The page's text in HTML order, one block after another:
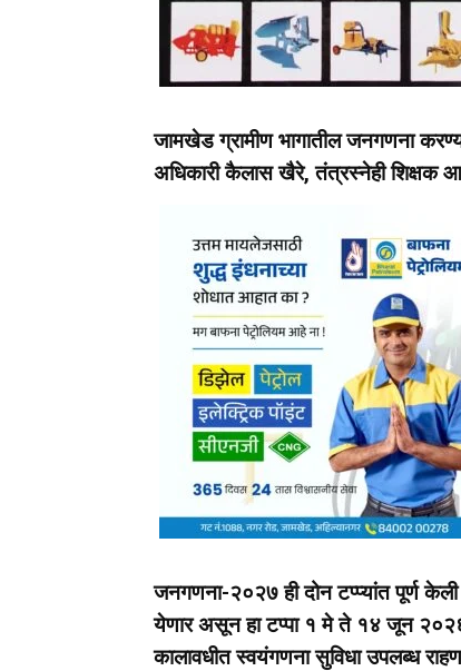
जामखेड ग्रामीण भागातील जनगणना
अधिकारी कैलास खैरे, तंत्रस्नेही शिक्षक
जनगणना-२०२७ ही दोन टप्प्यांत पूर्ण केली
येणार असून हा टप्पा १ मे ते १४ जून
कालावधीत स्वयंगणना सुविधा उपलब्ध